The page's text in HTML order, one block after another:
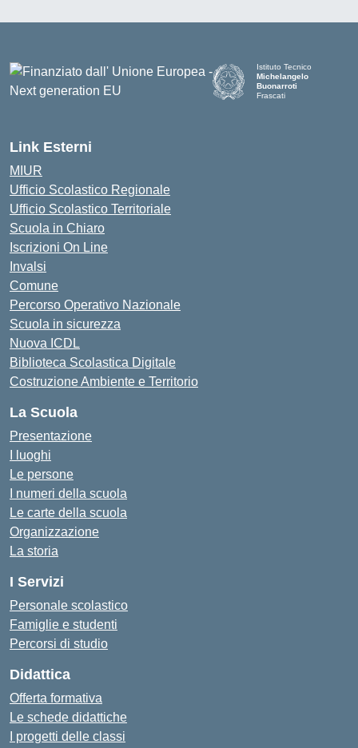
Istituto Tecnico
Michelangelo
Buonarroti
Frascati
Link Esterni
MIUR
Ufficio Scolastico Regionale
Ufficio Scolastico Territoriale
Scuola in Chiaro
Iscrizioni On Line
Invalsi
Comune
Percorso Operativo Nazionale
Scuola in sicurezza
Nuova ICDL
Biblioteca Scolastica Digitale
Costruzione Ambiente e Territorio
La Scuola
Presentazione
I luoghi
Le persone
I numeri della scuola
Le carte della scuola
Organizzazione
La storia
I Servizi
Personale scolastico
Famiglie e studenti
Percorsi di studio
Didattica
Offerta formativa
Le schede didattiche
I progetti delle classi